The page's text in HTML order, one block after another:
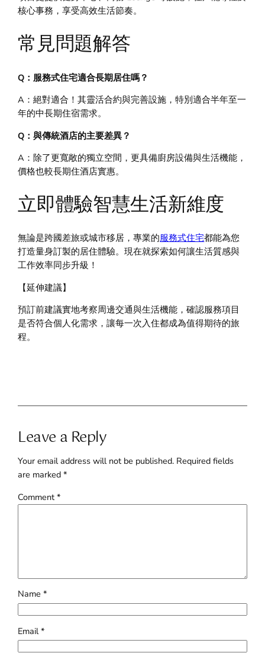
核心事務，享受高效生活節奏。
常見問題解答
Q：服務式住宅適合長期居住嗎？
A：絕對適合！其靈活合約與完善設施，特別適合半年至一
年的中長期住宿需求。
Q：與傳統酒店的主要差異？
A：除了更寬敞的獨立空間，更具備廚房設備與生活機能，
價格也較長期住酒店實惠。
立即體驗智慧生活新維度
無論是跨國差旅或城市移居，專業的服務式住宅都能為您
打造量身訂製的居住體驗。現在就探索如何讓生活質感與
工作效率同步升級！
【延伸建議】
預訂前建議實地考察周邊交通與生活機能，確認服務項目
是否符合個人化需求，讓每一次入住都成為值得期待的旅
程。
Leave a Reply
Your email address will not be published. Required fields
are marked*
Comment*
Name*
Email*